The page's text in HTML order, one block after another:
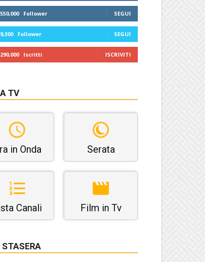
550,000 Follower SEGUI
9,300 Follower SEGUI
290,000 Iscritti ISCRIVITI
TV
in Onda Serata
Canali Film in Tv